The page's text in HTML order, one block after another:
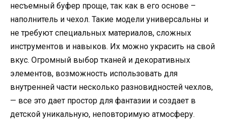
несъемный буфер проще, так как в его основе –
наполнитель и чехол. Такие модели универсальны и
не требуют специальных материалов, сложных
инструментов и навыков. Их можно украсить на свой
вкус. Огромный выбор тканей и декоративных
элементов, возможность использовать для
внутренней части несколько разновидностей чехлов,
— все это дает простор для фантазии и создает в
детской уникальную, неповторимую атмосферу.